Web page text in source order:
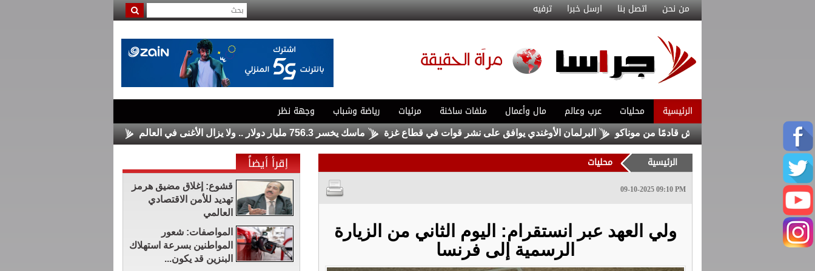
من نحن اتصل بنا ارسل خبرا ترفيه
الرئيسية محليات عرب وعالم مال وأعمال ملفات ساخنة مرئيات رياضة وشباب وجهة نظر
مع ماغنيس أكليوش قادمًا من موناكو البرلمان الأوغندي يوافق على نشر قوات في قطاع غزة ماسك يخسر 756.3 مليار دولار .. ولا يزال الأغنى في العالم الأسواق الأوروبية تغلق على
الرئيسية محليات
09-10-2025 09:10 PM
ولي العهد عبر انستقرام: اليوم الثاني من الزيارة
الرسمية إلى فرنسا
إقرأ أيضاً
قشوع: إغلاق مضيق هرمز
تهديد للأمن الاقتصادي
العالمي
المواصفات: شعور
المواطنين بسرعة استهلاك
البنزين قد يكون...